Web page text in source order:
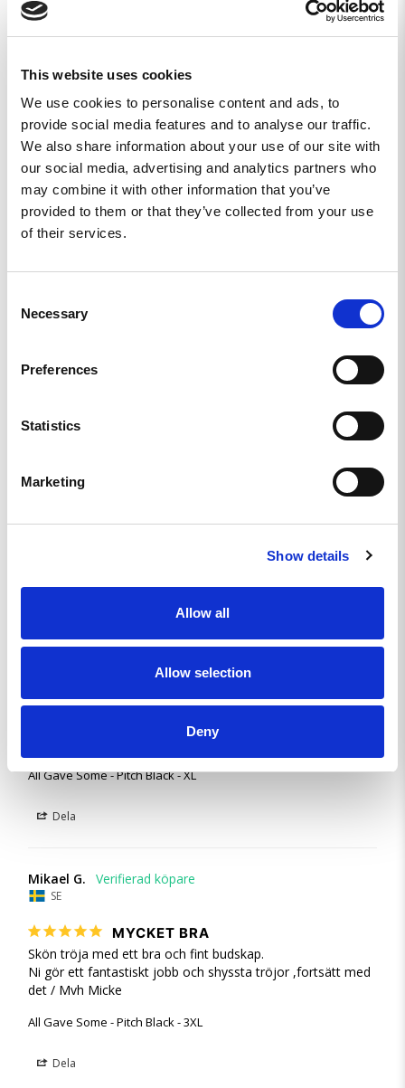
This website uses cookies
We use cookies to personalise content and ads, to
provide social media features and to analyse our traffic.
We also share information about your use of our site with
our social media, advertising and analytics partners who
may combine it with other information that you’ve
provided to them or that they’ve collected from your use
of their services.
Selection
Necessary
Preferences
Statistics
Marketing
Show details
Allow all
Allow selection
Deny
5,0
3
0
0
0
0
Bra passform och skönt material
All Gave Some - Pitch Black - XL
Dela
Mikael G.
SE
MYCKET BRA
Skön tröja med ett bra och fint budskap.
Ni gör ett fantastiskt jobb och shyssta tröjor ,fortsätt med
det / Mvh Micke
All Gave Some - Pitch Black - 3XL
Dela